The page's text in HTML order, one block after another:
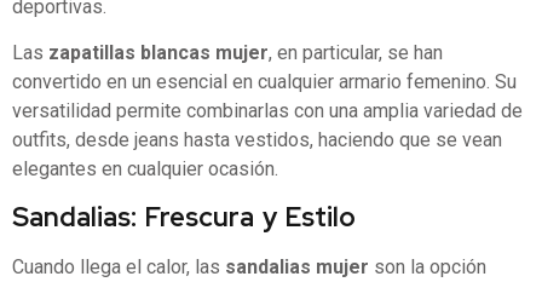
deportivas.
Las zapatillas blancas mujer, en particular, se han
convertido en un esencial en cualquier armario femenino. Su
versatilidad permite combinarlas con una amplia variedad de
outfits, desde jeans hasta vestidos, haciendo que se vean
elegantes en cualquier ocasión.
Sandalias: Frescura y Estilo
Cuando llega el calor, las sandalias mujer son la opción